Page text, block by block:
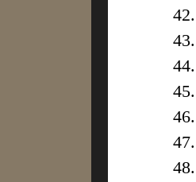
42.
43.
44.
45.
46.
47.
48.